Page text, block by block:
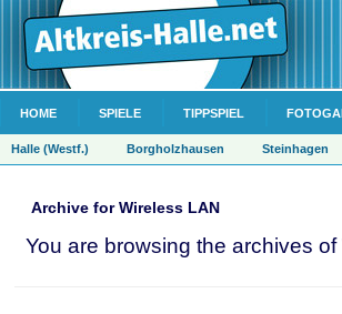
HOME SPIELE TIPPSPIEL
Halle (Westf.) Borgholzhausen Steinhagen
Archive for Wireless LAN
You are browsing the archives